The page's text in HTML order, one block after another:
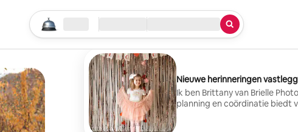
Begin je zoektocht
Locatie Inchecken/uitchecken
Service
Nieuwe herinneringen
Ik ben Brittany van Brielle
planning en coördinatie biedt
intieme vieringen, evenals
logistiek tot herinneringen,